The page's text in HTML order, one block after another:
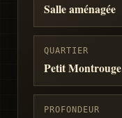
Salle aménagée
QUARTIER
Petit Montrouge
PROFONDEUR